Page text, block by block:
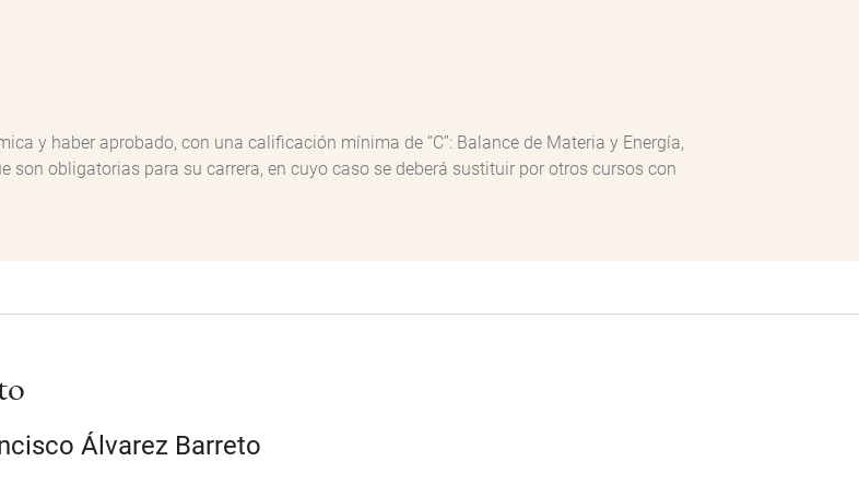
y haber aprobado, con una calificación mínima de “C”: Balance de Materia y Energía,
obligatorias para su carrera, en cuyo caso se deberá sustituir por otros cursos con
Álvarez Barreto